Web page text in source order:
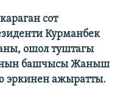
сот
Курманбек
ошол туштагы
башчысы Жаныш
эркинен ажыратты.